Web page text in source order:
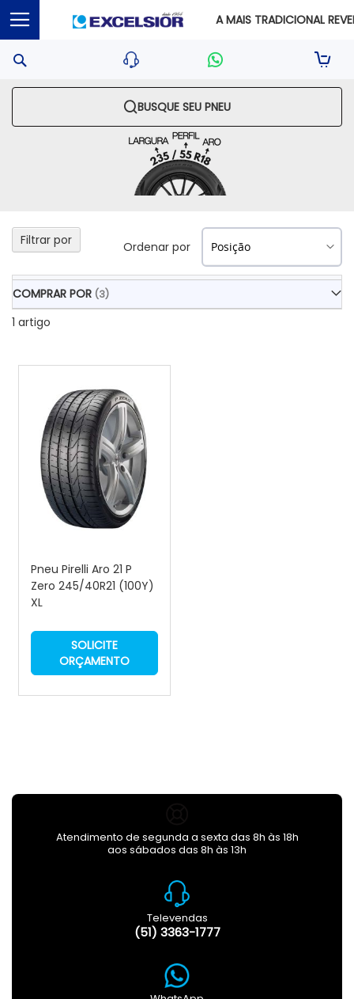
A MAIS TRADICIONAL
Sua
BUSQUE SEU PNEU
1 artigo
Ordenar por
Pneu Pirelli Aro 21 P
Zero 245/40R21 (100Y)
XL
SOLICITE
ORÇAMENTO
Filtrar por
COMPRAR POR
Atendimento de segunda a sexta das 8h às 18h
aos sábados das 8h às 13h
Televendas
(51) 3363-1777